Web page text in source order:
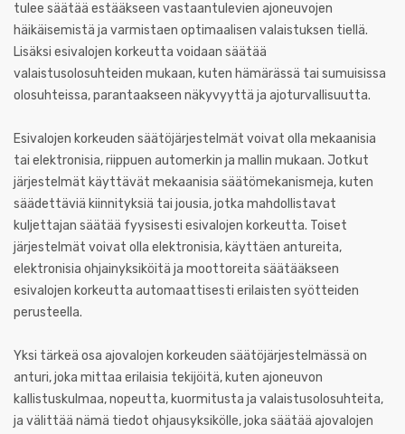
tulee säätää estääkseen vastaantulevien ajoneuvojen
häikäisemistä ja varmistaen optimaalisen valaistuksen tiellä.
Lisäksi esivalojen korkeutta voidaan säätää
valaistusolosuhteiden mukaan, kuten hämärässä tai sumuisissa
olosuhteissa, parantaakseen näkyvyyttä ja ajoturvallisuutta.
Esivalojen korkeuden säätöjärjestelmät voivat olla mekaanisia
tai elektronisia, riippuen automerkin ja mallin mukaan. Jotkut
järjestelmät käyttävät mekaanisia säätömekanismeja, kuten
säädettäviä kiinnityksiä tai jousia, jotka mahdollistavat
kuljettajan säätää fyysisesti esivalojen korkeutta. Toiset
järjestelmät voivat olla elektronisia, käyttäen antureita,
elektronisia ohjainyksiköitä ja moottoreita säätääkseen
esivalojen korkeutta automaattisesti erilaisten syötteiden
perusteella.
Yksi tärkeä osa ajovalojen korkeuden säätöjärjestelmässä on
anturi, joka mittaa erilaisia tekijöitä, kuten ajoneuvon
kallistuskulmaa, nopeutta, kuormitusta ja valaistusolosuhteita,
ja välittää nämä tiedot ohjausyksikölle, joka säätää ajovalojen